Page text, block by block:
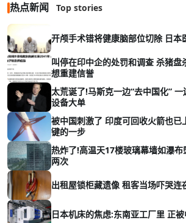
热点新闻 Top stories
开颅手术错将健康脑部位切除 日本
叫停在印中企的处罚和调查 杀猪盘
想重建信誉
太荒诞了!马斯克一边“去中国化”
设备大单
被中国刺激了 印度可回收火箭也已
键的一步
热炸了!高温天17楼玻璃幕墙如瀑
两次
出租屋锁柜藏遗像 租客当场吓哭连
日本机床的焦虑:东南亚工厂里 正